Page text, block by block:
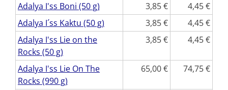
Adalya I'ss Boni (50 g)
3,85
4,45
Adalya I´ss Kaktu (50 g)
3,85
4,45
Adalya I'ss Lie on the
Rocks (50 g)
3,85 4,45
Adalya I'ss Lie On The
Rocks (990 g)
65,00 74,75